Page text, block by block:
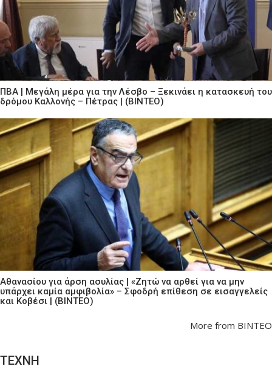
ΠΒΑ | Μεγάλη μέρα για την Λέσβο – Ξεκινάει η κατασκευή του
δρόμου Καλλονής – Πέτρας | (ΒΙΝΤΕΟ)
Αθανασίου για άρση ασυλίας | «Ζητώ να αρθεί για να μην
υπάρχει καμία αμφιβολία» – Σφοδρή επίθεση σε εισαγγελείς
και Κοβέσι | (ΒΙΝΤΕΟ)
More from ΒΙΝΤΕΟ
ΤΕΧΝΗ